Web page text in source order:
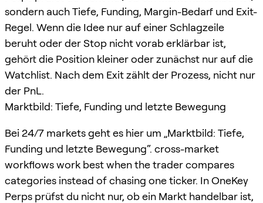
sondern auch Tiefe, Funding, Margin-Bedarf und Exit-
Regel. Wenn die Idee nur auf einer Schlagzeile
beruht oder der Stop nicht vorab erklärbar ist,
gehört die Position kleiner oder zunächst nur auf die
Watchlist. Nach dem Exit zählt der Prozess, nicht nur
der PnL.
Marktbild: Tiefe, Funding und letzte Bewegung
Bei 24/7 markets geht es hier um „Marktbild: Tiefe,
Funding und letzte Bewegung“. cross-market
workflows work best when the trader compares
categories instead of chasing one ticker. In OneKey
Perps prüfst du nicht nur, ob ein Markt handelbar ist,